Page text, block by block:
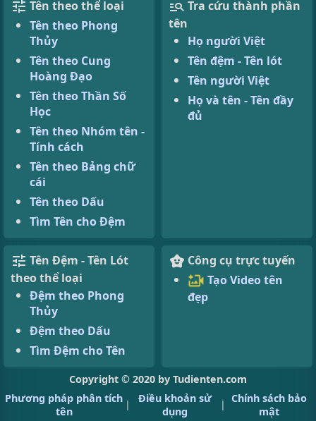
Tên theo thể loại
Tên theo Phong
Thủy
Tên theo Cung
Hoàng Đạo
Tên theo Thần Số
Học
Tên theo Nhóm tên -
Tính cách
Tên theo Bảng chữ
cái
Tên theo Dấu
Tìm Tên cho Đệm
Tra cứu thành phần
tên
Họ người Việt
Tên đệm - Tên lót
Tên người Việt
Họ và tên - Tên đầy
đủ
Tên Đệm - Tên Lót
theo thể loại
Đệm theo Phong
Thủy
Đệm theo Dấu
Tìm Đệm cho Tên
Công cụ trực tuyến
Tạo Video tên
đẹp
Copyright © 2020 by Tudienten.com
Phương pháp phân tích
tên
|
Điều khoản sử
dụng
| Chính sách bảo
mật